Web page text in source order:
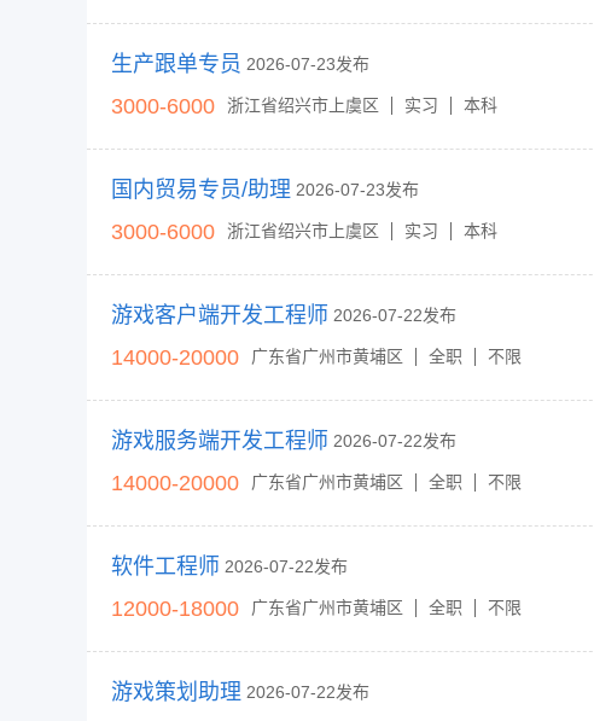
生产跟单专员 2026-07-23发布
3000-6000 浙江省绍兴市上虞区 实习 本科
国内贸易专员/助理 2026-07-23发布
3000-6000 浙江省绍兴市上虞区 实习 本科
游戏客户端开发工程师 2026-07-22发布
14000-20000 广东省广州市黄埔区 全职 不限
游戏服务端开发工程师 2026-07-22发布
14000-20000 广东省广州市黄埔区 全职 不限
软件工程师 2026-07-22发布
12000-18000 广东省广州市黄埔区 全职 不限
游戏策划助理 2026-07-22发布